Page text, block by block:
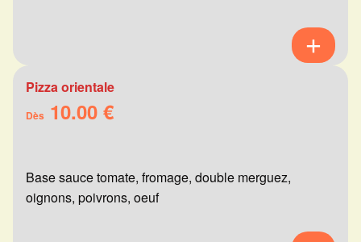
Pizza orientale
Dès 10.00 €
Base sauce tomate, fromage, double merguez,
oignons, poivrons, oeuf